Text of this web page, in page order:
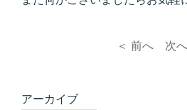
＜ 前へ 次
アーカイブ